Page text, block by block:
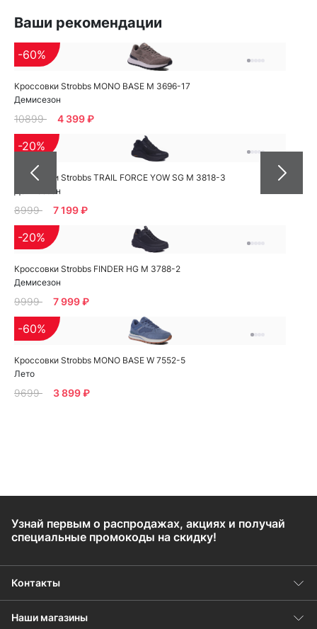
Ваши рекомендации
Кроссовки Strobbs MONO BASE M 3696-17
Демисезон
-60%
10899 4 399 ₽
Кроссовки Strobbs TRAIL FORCE YOW SG M 3818-3
Демисезон
-20%
8999 7 199 ₽
Кроссовки Strobbs FINDER HG M 3788-2
Демисезон
-20%
9999 7 999 ₽
Кроссовки Strobbs MONO BASE W 7552-5
Лето
-60%
9699 3 899 ₽
Узнай первым о распродажах, акциях и получай
специальные промокоды на скидку!
Контакты
Наши магазины